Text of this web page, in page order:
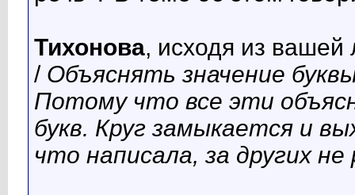
Тихонова, исходя из
/ Объяснять значение
Потому что все эти
букв. Круг замыкается и
что написала, за других не